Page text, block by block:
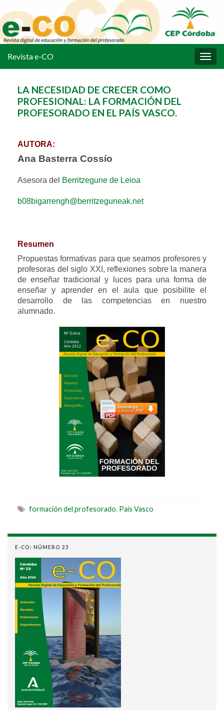
la
Revista e-CO
LA NECESIDAD DE CRECER COMO
PROFESIONAL: LA FORMACIÓN DEL
PROFESORADO EN EL PAÍS VASCO.
AUTORA:
Ana Basterra Cossío
Asesora del Berritzegune de Leioa
b08bigarrengh@berritzeguneak.net
Resumen
Propuestas formativas para que seamos profesores y
profesoras del siglo XXI, reflexiones sobre la manera
de enseñar tradicional y luces para una forma de
enseñar y aprender en el aula que posibilite el
desarrollo de las competencias en nuestro
alumnado.
formación del profesorado, País Vasco
E-CO: NÚMERO 23